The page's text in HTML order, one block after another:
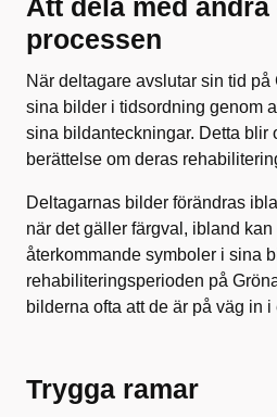
Att dela med
processen
När deltagare avslutar sin tid
sina bilder i tidsordning genom
sina bildanteckningar. Detta blir
berättelse om deras
Deltagarnas bilder förändras
när det gäller färgval, ibland
återkommande symboler i sina
rehabiliteringsperioden på
bilderna ofta att de är på väg in i
Trygga ramar